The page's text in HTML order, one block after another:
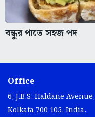
বন্ধুর পাতে সহজ পদ
Office
6, J.B.S. Haldane Avenue,
Kolkata 700 105, India.